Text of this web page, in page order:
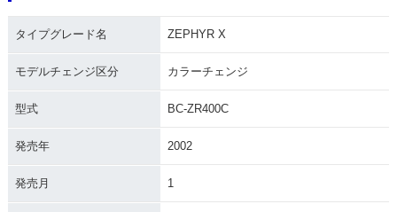
X・カラーチェンジ
X・カラーチェンジ
2003年 ZEPHYR
X・マイナーチェン
X・カラーチェンジ
タイプグレード名 ZEPHYR X
モデルチェンジ区分 カラーチェンジ
型式 BC-ZR400C
発売年 2002
発売月 1